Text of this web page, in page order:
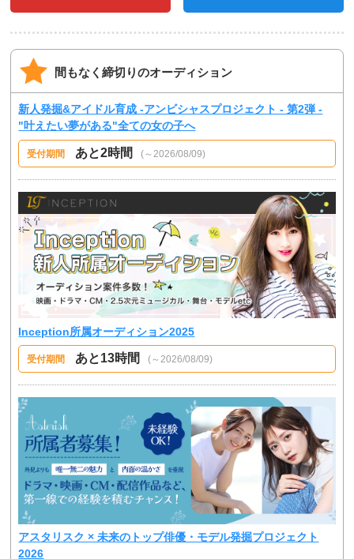
間もなく締切りのオーディション
新人発掘&アイドル育成 -アンビシャスプロジェクト - 第2弾 -
"叶えたい夢がある"全ての女の子へ
受付期間 あと2時間 (～2026/08/09)
Inception所属オーディション2025
受付期間 あと13時間 (～2026/08/09)
アスタリスク × 未来のトップ俳優・モデル発掘プロジェクト
2026